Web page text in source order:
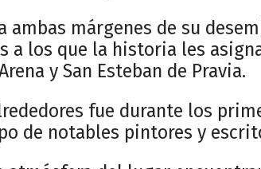
márgenes de su
a los que la historia les
y San Esteban de Pravia.
fue durante los
de notables pintores y